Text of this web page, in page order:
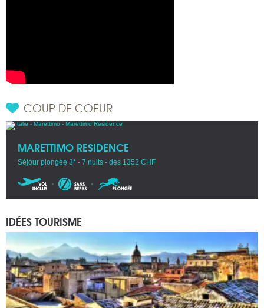
COUP DE COEUR
MARETTIMO RESIDENCE
Séjour plongée 3* - 7 nuits - dès 1352 CHF
IDÉES TOURISME